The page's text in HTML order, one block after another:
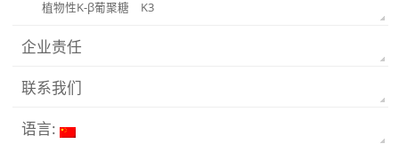
植物性K-β葡聚糖 K3
企业责任
联系我们
语言: